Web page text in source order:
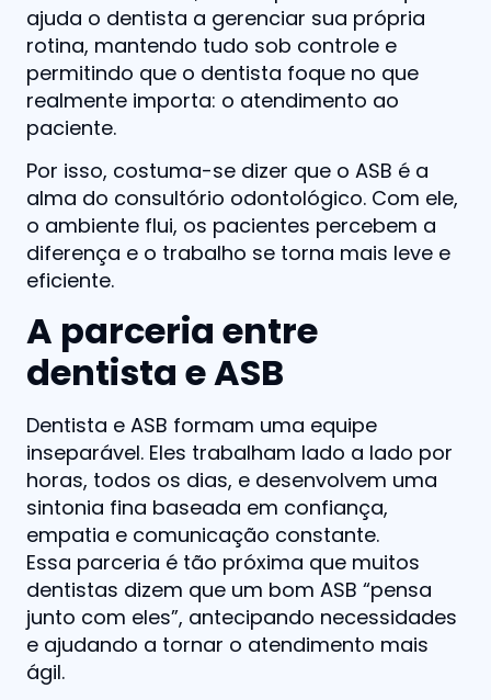
ajuda o dentista a gerenciar sua própria
rotina, mantendo tudo sob controle e
permitindo que o dentista foque no que
realmente importa: o atendimento ao
paciente.
Por isso, costuma-se dizer que o ASB é a
alma do consultório odontológico. Com ele,
o ambiente flui, os pacientes percebem a
diferença e o trabalho se torna mais leve e
eficiente.
A parceria entre
dentista e ASB
Dentista e ASB formam uma equipe
inseparável. Eles trabalham lado a lado por
horas, todos os dias, e desenvolvem uma
sintonia fina baseada em confiança,
empatia e comunicação constante.
Essa parceria é tão próxima que muitos
dentistas dizem que um bom ASB “pensa
junto com eles”, antecipando necessidades
e ajudando a tornar o atendimento mais
ágil.